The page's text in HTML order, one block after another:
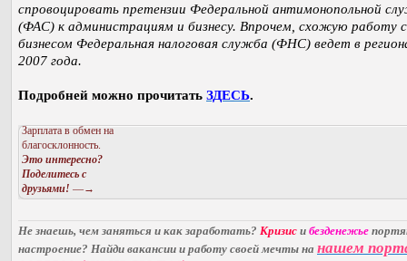
спровоцировать претензии Федеральной антимонопольной
(ФАС) к администрациям и бизнесу. Впрочем, схожую работу с
бизнесом Федеральная налоговая служба (ФНС) ведет в
2007 года.
Подробней можно прочитать ЗДЕСЬ.
Зарплата в обмен на
благосклонность.
Это интересно?
Поделитесь с
друзьями! —→
Не знаешь, чем заняться и как заработать? Кризис и безденежье
настроение? Найди вакансии и работу своей мечты на нашем